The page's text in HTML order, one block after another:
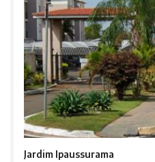
Jardim Ipaussurama